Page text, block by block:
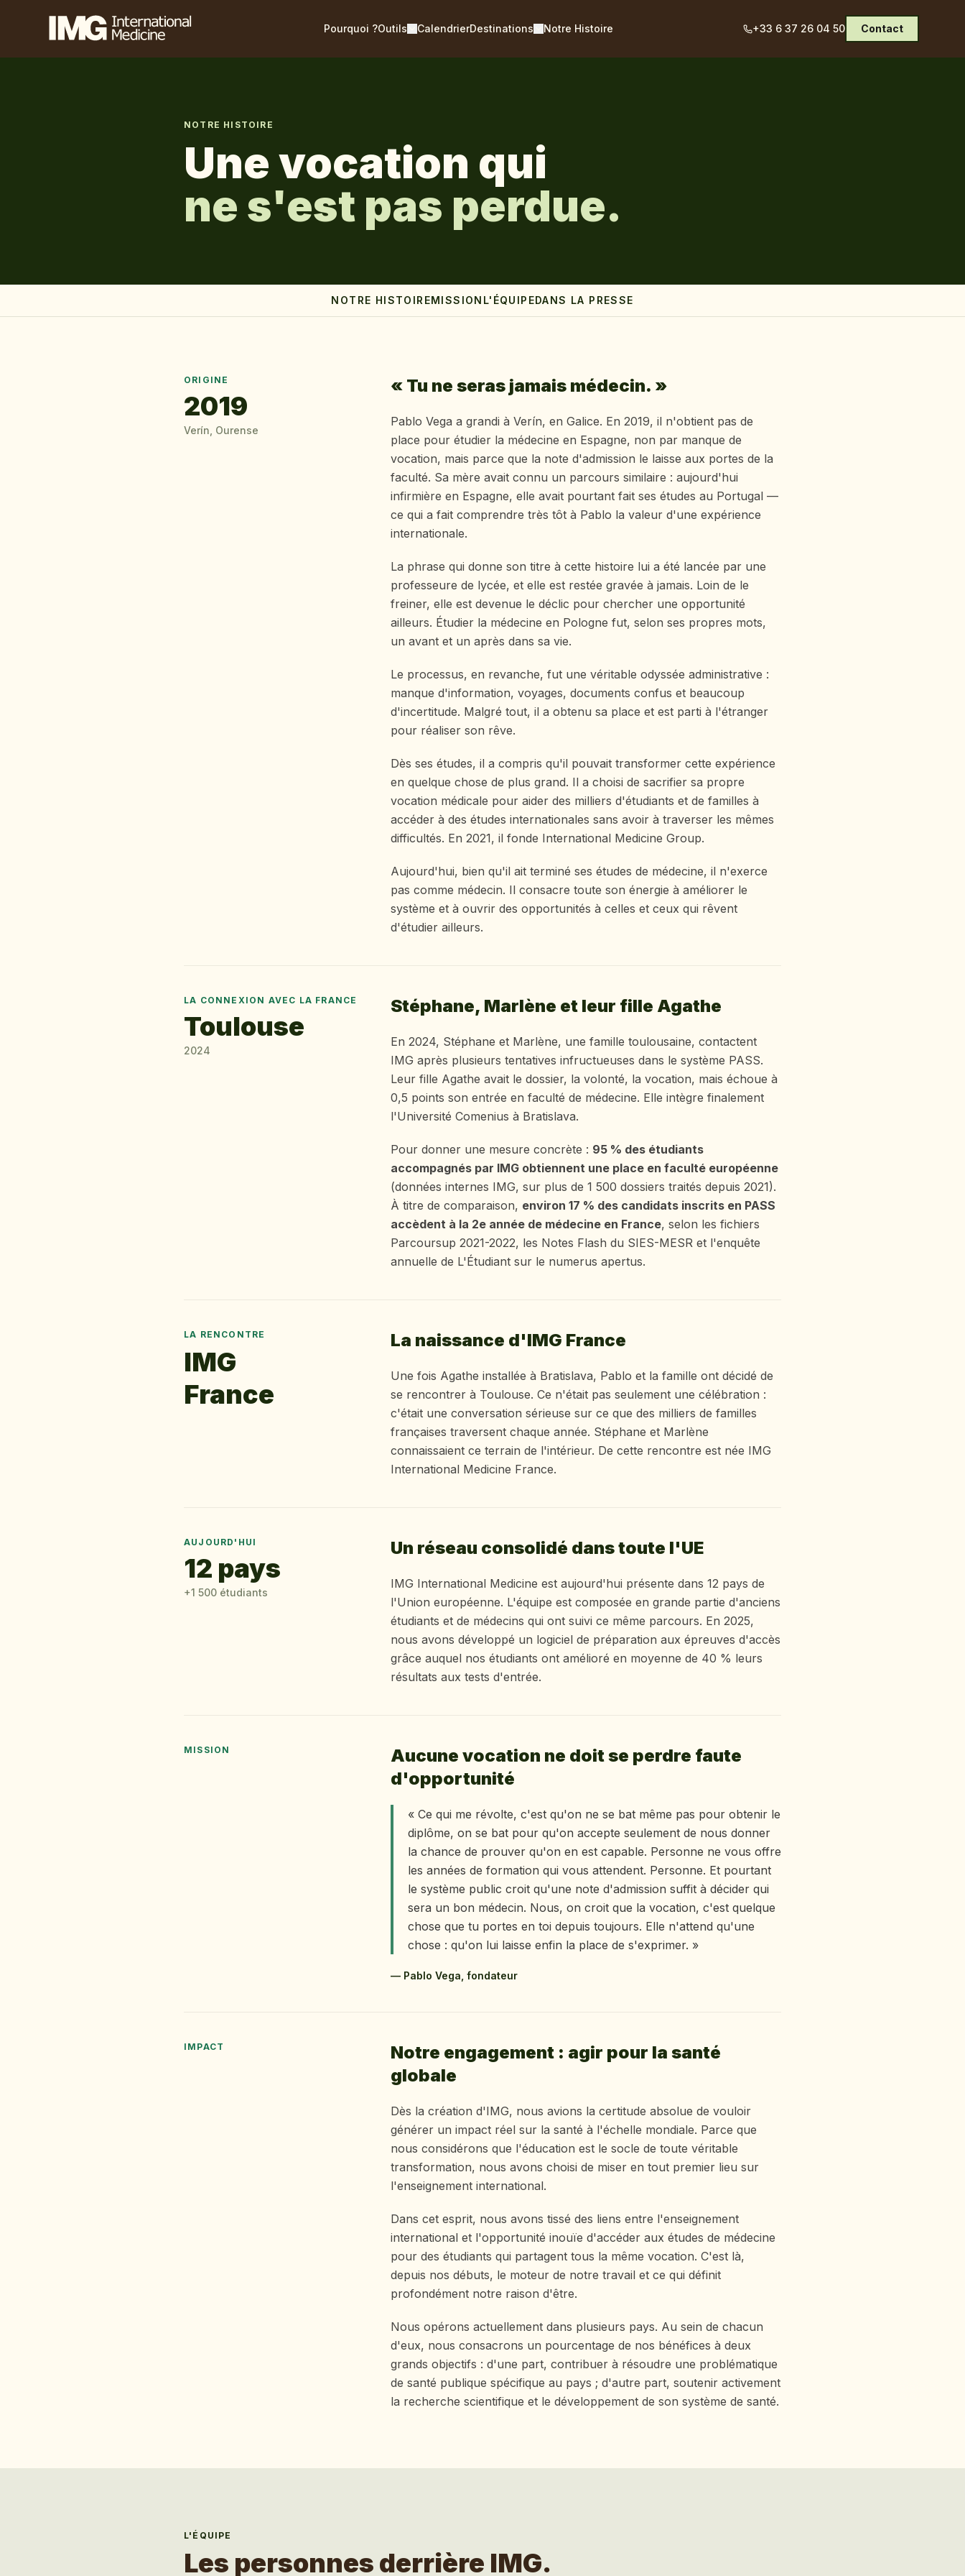
Pourquoi ?Outils CalendrierDestinations Notre Histoire +33 6 37 26 04 50 Contact
NOTRE HISTOIRE
Une vocation qui
ne s'est pas perdue.
NOTRE HISTOIREMISSION L'ÉQUIPEDANS LA PRESSE
ORIGINE
2019
Verín, Ourense
« Tu ne seras jamais médecin. »
Pablo Vega a grandi à Verín, en Galice. En 2019, il n'obtient pas de
place pour étudier la médecine en Espagne, non par manque de
vocation, mais parce que la note d'admission le laisse aux portes de la
faculté. Sa mère avait connu un parcours similaire : aujourd'hui
infirmière en Espagne, elle avait pourtant fait ses études au Portugal —
ce qui a fait comprendre très tôt à Pablo la valeur d'une expérience
internationale.
La phrase qui donne son titre à cette histoire lui a été lancée par une
professeure de lycée, et elle est restée gravée à jamais. Loin de le
freiner, elle est devenue le déclic pour chercher une opportunité
ailleurs. Étudier la médecine en Pologne fut, selon ses propres mots,
un avant et un après dans sa vie.
Le processus, en revanche, fut une véritable odyssée administrative :
manque d'information, voyages, documents confus et beaucoup
d'incertitude. Malgré tout, il a obtenu sa place et est parti à l'étranger
pour réaliser son rêve.
Dès ses études, il a compris qu'il pouvait transformer cette expérience
en quelque chose de plus grand. Il a choisi de sacrifier sa propre
vocation médicale pour aider des milliers d'étudiants et de familles à
accéder à des études internationales sans avoir à traverser les mêmes
difficultés. En 2021, il fonde International Medicine Group.
Aujourd'hui, bien qu'il ait terminé ses études de médecine, il n'exerce
pas comme médecin. Il consacre toute son énergie à améliorer le
système et à ouvrir des opportunités à celles et ceux qui rêvent
d'étudier ailleurs.
LA CONNEXION AVEC LA FRANCE
Toulouse
2024
Stéphane, Marlène et leur fille Agathe
En 2024, Stéphane et Marlène, une famille toulousaine, contactent
IMG après plusieurs tentatives infructueuses dans le système PASS.
Leur fille Agathe avait le dossier, la volonté, la vocation, mais échoue à
0,5 points son entrée en faculté de médecine. Elle intègre finalement
l'Université Comenius à Bratislava.
Pour donner une mesure concrète : 95 % des étudiants
accompagnés par IMG obtiennent une place en faculté européenne
(données internes IMG, sur plus de 1 500 dossiers traités depuis 2021).
À titre de comparaison, environ 17 % des candidats inscrits en PASS
accèdent à la 2e année de médecine en France, selon les fichiers
Parcoursup 2021-2022, les Notes Flash du SIES-MESR et l'enquête
annuelle de L'Étudiant sur le numerus apertus.
LA RENCONTRE
IMG
France
La naissance d'IMG France
Une fois Agathe installée à Bratislava, Pablo et la famille ont décidé de
se rencontrer à Toulouse. Ce n'était pas seulement une célébration :
c'était une conversation sérieuse sur ce que des milliers de familles
françaises traversent chaque année. Stéphane et Marlène
connaissaient ce terrain de l'intérieur. De cette rencontre est née IMG
International Medicine France.
AUJOURD'HUI
12 pays
+1 500 étudiants
Un réseau consolidé dans toute l'UE
IMG International Medicine est aujourd'hui présente dans 12 pays de
l'Union européenne. L'équipe est composée en grande partie d'anciens
étudiants et de médecins qui ont suivi ce même parcours. En 2025,
nous avons développé un logiciel de préparation aux épreuves d'accès
grâce auquel nos étudiants ont amélioré en moyenne de 40 % leurs
résultats aux tests d'entrée.
MISSION
Aucune vocation ne doit se perdre faute
d'opportunité
« Ce qui me révolte, c'est qu'on ne se bat même pas pour obtenir le
diplôme, on se bat pour qu'on accepte seulement de nous donner
la chance de prouver qu'on en est capable. Personne ne vous offre
les années de formation qui vous attendent. Personne. Et pourtant
le système public croit qu'une note d'admission suffit à décider qui
sera un bon médecin. Nous, on croit que la vocation, c'est quelque
chose que tu portes en toi depuis toujours. Elle n'attend qu'une
chose : qu'on lui laisse enfin la place de s'exprimer. »
— Pablo Vega, fondateur
IMPACT
Notre engagement : agir pour la santé
globale
Dès la création d'IMG, nous avions la certitude absolue de vouloir
générer un impact réel sur la santé à l'échelle mondiale. Parce que
nous considérons que l'éducation est le socle de toute véritable
transformation, nous avons choisi de miser en tout premier lieu sur
l'enseignement international.
Dans cet esprit, nous avons tissé des liens entre l'enseignement
international et l'opportunité inouïe d'accéder aux études de médecine
pour des étudiants qui partagent tous la même vocation. C'est là,
depuis nos débuts, le moteur de notre travail et ce qui définit
profondément notre raison d'être.
Nous opérons actuellement dans plusieurs pays. Au sein de chacun
d'eux, nous consacrons un pourcentage de nos bénéfices à deux
grands objectifs : d'une part, contribuer à résoudre une problématique
de santé publique spécifique au pays ; d'autre part, soutenir activement
la recherche scientifique et le développement de son système de santé.
L'ÉQUIPE
Les personnes derrière IMG.